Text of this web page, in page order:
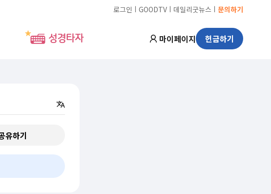
로그인 ㅣ GOODTV ㅣ 데일리굿뉴스 ㅣ 문의하기
성경타자 마이페이지 헌금하기
유하기